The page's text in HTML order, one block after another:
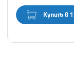
Купить в